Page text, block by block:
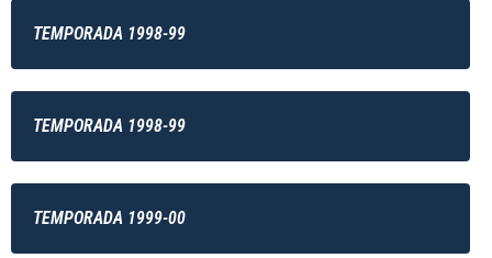
TEMPORADA 1998-99
TEMPORADA 1998-99
TEMPORADA 1999-00